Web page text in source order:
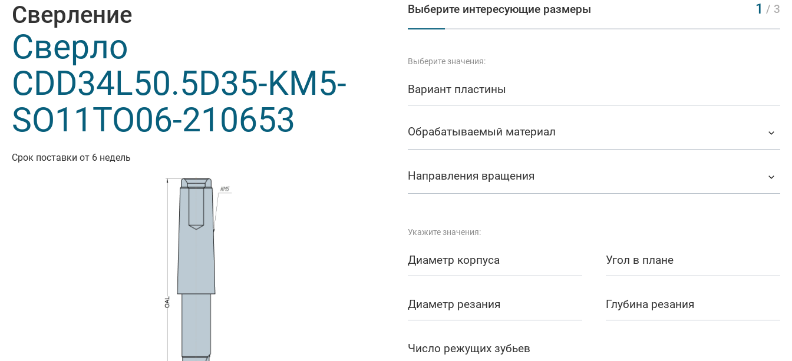
Новые разработки
Резьбонарезание
Оснастка
Сверление
Сверло
CDD34L50.5D35-KM5-
SO11TO06-210653
Срок поставки от 6 недель
Выберите интересующие размеры 1 / 3
Выберите значения:
Вариант пластины
Обрабатываемый материал
Направления вращения
Укажите значения:
Диаметр корпуса Угол в плане
Диаметр резания Глубина резания
Число режущих зубьев